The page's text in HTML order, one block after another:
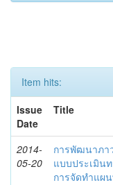
Item hits:
Issue
Date
Title
2014-
05-20
การพัฒนาภา
แบบประเมิน
การจัดทำแผ